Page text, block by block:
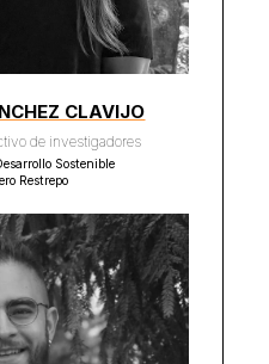
CLAVIJO
de investigadores
Sostenible
Restrepo